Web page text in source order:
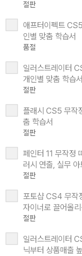
절판
애프터이펙트
인별 맞춤 학습서
품절
일러스트레이터
개인별 맞춤 학습서
절판
플래시 CS5 무작
춤 학습서
절판
페인터 11 무작정
러시 연출, 실무 아
절판
포토샵 CS4 무작
자이너로 끌어올
절판
일러스트레이터
닉부터 상품매출